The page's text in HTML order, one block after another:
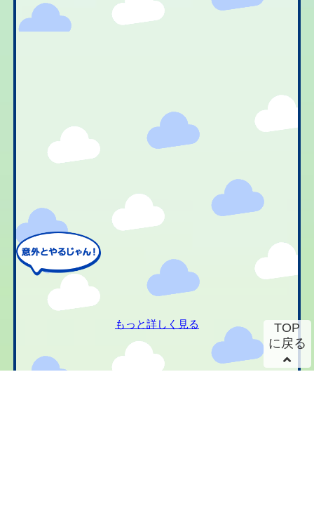
もっと詳しく見る
TOP
に戻る